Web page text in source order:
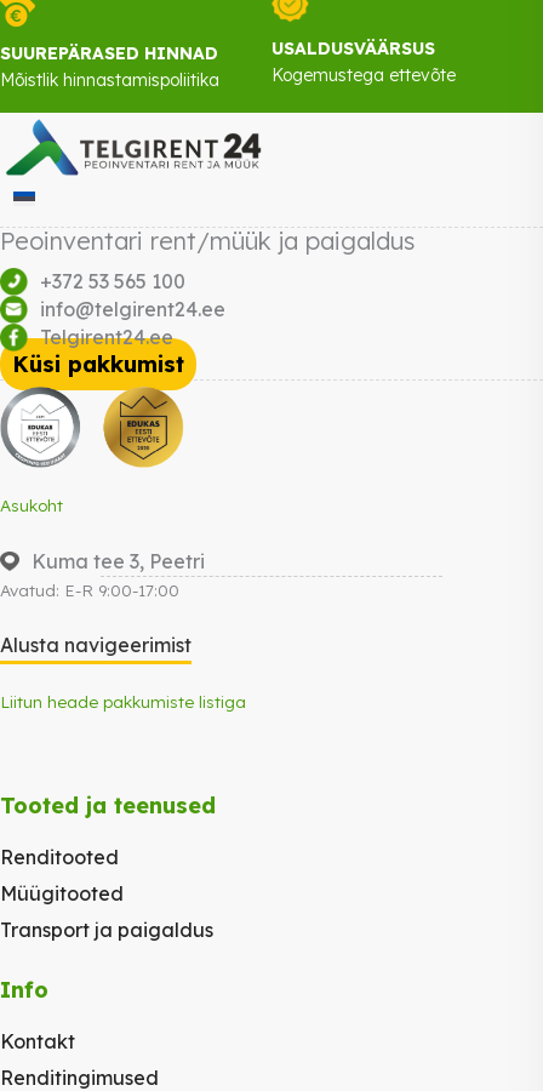
SUUREPÄRASED HINNAD
Mõistlik hinnastamispoliitika
USALDUSVÄÄRSUS
Kogemustega ettevõte
Peoinventari rent/müük ja paigaldus
+372 53 565 100
info@telgirent24.ee
Telgirent24.ee
Küsi pakkumist
Asukoht
Kuma tee 3, Peetri
Avatud: E-R 9:00-17:00
Alusta navigeerimist
Liitun heade pakkumiste listiga
Tooted ja teenused
Renditooted
Müügitooted
Transport ja paigaldus
Info
Kontakt
Renditingimused